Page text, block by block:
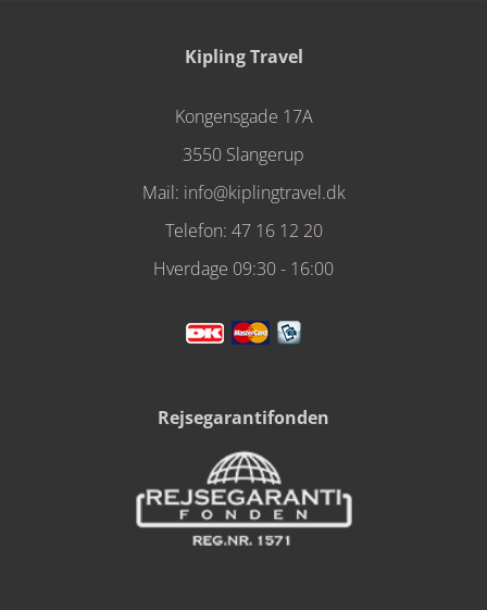
Kipling Travel
Kongensgade 17A
3550 Slangerup
Mail: info@kiplingtravel.dk
Telefon: 47 16 12 20
Hverdage 09:30 - 16:00
Rejsegarantifonden